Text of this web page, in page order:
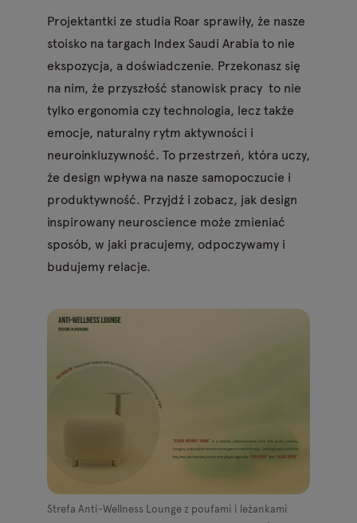
Projektantki ze studia Roar sprawiły, że nasze
stoisko na targach Index Saudi Arabia to nie
ekspozycja, a doświadczenie. Przekonasz się
na nim, że przyszłość stanowisk pracy to nie
tylko ergonomia czy technologia, lecz także
emocje, naturalny rytm aktywności i
neuroinkluzywność. To przestrzeń, która uczy,
że design wpływa na nasze samopoczucie i
produktywność. Przyjdź i zobacz, jak design
inspirowany neuroscience może zmieniać
sposób, w jaki pracujemy, odpoczywamy i
budujemy relacje.
Strefa Anti-Wellness Lounge z poufami i leżankami